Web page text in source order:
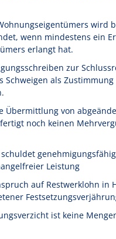
wird
wenn mindestens ein
erlangt hat.
zur
als
Übermittlung von
noch keinen
Leistung
auf Restwerklohn in
ist keine